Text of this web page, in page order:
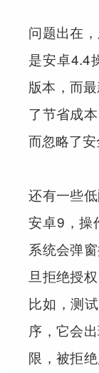
问题出在
是安卓4.4
版本，而
了节省成
而忽略了安
还有一些
安卓9，操
系统会弹
旦拒绝授
比如，测
序，它会
限，被拒